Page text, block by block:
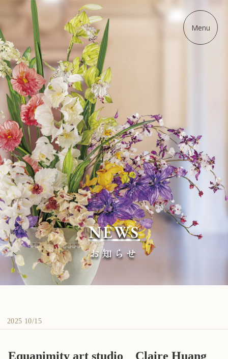
ディップアート協会
Menu
NEWS
お知らせ
2025 10/15
Equanimity art studio Claire Huang